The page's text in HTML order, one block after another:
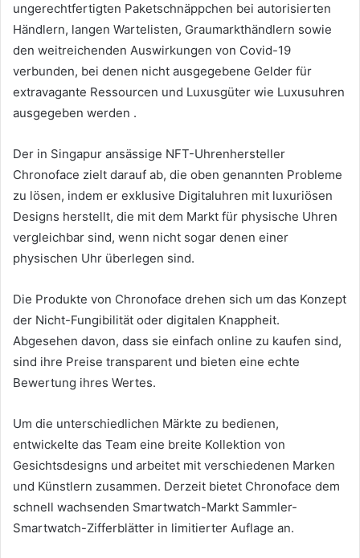
ungerechtfertigten Paketschnäppchen bei autorisierten
Händlern, langen Wartelisten, Graumarkthändlern sowie
den weitreichenden Auswirkungen von Covid-19
verbunden, bei denen nicht ausgegebene Gelder für
extravagante Ressourcen und Luxusgüter wie Luxusuhren
ausgegeben werden .
Der in Singapur ansässige NFT-Uhrenhersteller
Chronoface zielt darauf ab, die oben genannten Probleme
zu lösen, indem er exklusive Digitaluhren mit luxuriösen
Designs herstellt, die mit dem Markt für physische Uhren
vergleichbar sind, wenn nicht sogar denen einer
physischen Uhr überlegen sind.
Die Produkte von Chronoface drehen sich um das Konzept
der Nicht-Fungibilität oder digitalen Knappheit.
Abgesehen davon, dass sie einfach online zu kaufen sind,
sind ihre Preise transparent und bieten eine echte
Bewertung ihres Wertes.
Um die unterschiedlichen Märkte zu bedienen,
entwickelte das Team eine breite Kollektion von
Gesichtsdesigns und arbeitet mit verschiedenen Marken
und Künstlern zusammen. Derzeit bietet Chronoface dem
schnell wachsenden Smartwatch-Markt Sammler-
Smartwatch-Zifferblätter in limitierter Auflage an.